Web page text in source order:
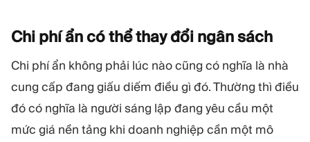
Chi phí ẩn có thể thay đổi ngânsách
Chi phí ẩn không phải lúc nào cũng có nghĩa là nhà
cung cấp đang giấu diếm điều gì đó. Thường thì điều
đó có nghĩa là người sáng lập đang yêu cầu một
mức giá nền tảng khi doanh nghiệp cần một mô